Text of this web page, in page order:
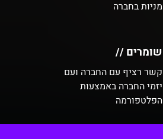
מניות בחברה
שומרים //
קשר רציף עם החברה ועם
יזמי החברה באמצעות
הפלטפורמה